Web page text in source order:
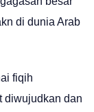
di dunia Arab
fiqih
diwujudkan dan